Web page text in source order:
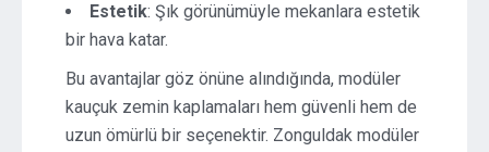
Estetik: Şık görünümüyle mekanlara estetik
bir hava katar.
Bu avantajlar göz önüne alındığında, modüler
kauçuk zemin kaplamaları hem güvenli hem de
uzun ömürlü bir seçenektir. Zonguldak modüler